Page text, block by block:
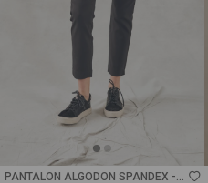
PANTALON ALGODON SPANDEX -